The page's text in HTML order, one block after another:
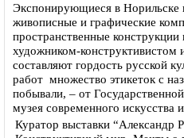
Экспонирующиеся в Норильске
живописные и графические
пространственные
художником-конструктивистом
составляют гордость русской
работ множество этикеток с
побывали, – от
музея современного
Куратор выставки “Александр